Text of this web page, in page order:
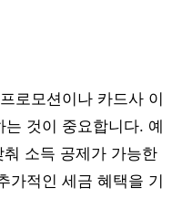
로모션이나 카드사 이
것이 중요합니다. 예
소득 공제가 가능한
가적인 세금 혜택을 기